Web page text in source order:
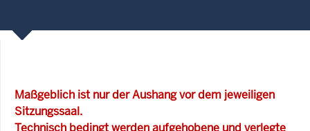
Maßgeblich ist nur der Aushang vor dem jeweiligen
Sitzungssaal.
Technisch bedingt werden aufgehobene und verlegte